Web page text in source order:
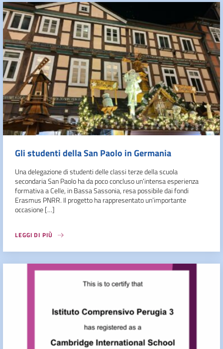
Gli studenti della San Paolo in Germania
Una delegazione di studenti delle classi terze della scuola
secondaria San Paolo ha da poco concluso un’intensa esperienza
formativa a Celle, in Bassa Sassonia, resa possibile dai fondi
Erasmus PNRR. Il progetto ha rappresentato un’importante
occasione […]
LEGGI DI PIÙ